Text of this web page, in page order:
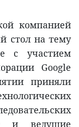
компанией
стол на тему
с участием
Google
приняли
и ведущие